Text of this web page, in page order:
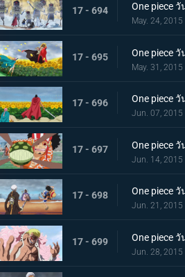
17 - 694 One piece
May. 24, 2015
17 - 695 One piece
May. 31, 2015
17 - 696 One piece
Jun. 07, 2015
17 - 697 One piece
Jun. 14, 2015
17 - 698 One piece
Jun. 21, 2015
17 - 699 One piece
Jun. 28, 2015